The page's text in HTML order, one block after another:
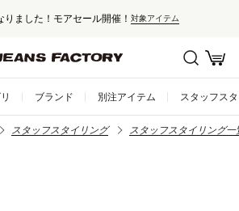
りました！モアセール開催！ 対象アイテム
ブランド 別注アイテム スタッフス
スタッフスタイリング スタッフスタイリング一